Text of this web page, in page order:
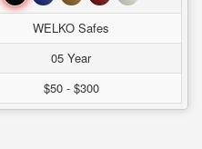
WELKO Safes
05 Year
$50 - $300